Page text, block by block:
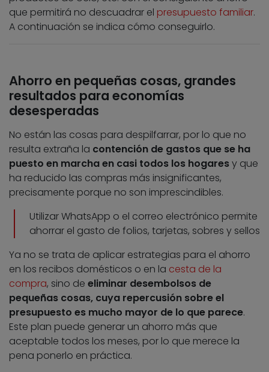
que permitirá no descuadrar el presupuesto familiar.
A continuación se indica cómo conseguirlo.
Ahorro en pequeñas cosas, grandes
resultados para economías
desesperadas
No están las cosas para despilfarrar, por lo que no
resulta extraña la contención de gastos que se ha
puesto en marcha en casi todos los hogaresy que
ha reducido las compras más insignificantes,
precisamente porque no son imprescindibles.
Utilizar WhatsApp o el correo electrónico permite
ahorrar el gasto de folios, tarjetas, sobres y sellos
Ya no se trata de aplicar estrategias para el ahorro
en los recibos domésticos o en la cesta de la
compra, sino de eliminar desembolsos de
pequeñas cosas, cuya repercusión sobre el
presupuesto es mucho mayor de lo que parece.
Este plan puede generar un ahorro más que
aceptable todos los meses, por lo que merece la
pena ponerlo en práctica.